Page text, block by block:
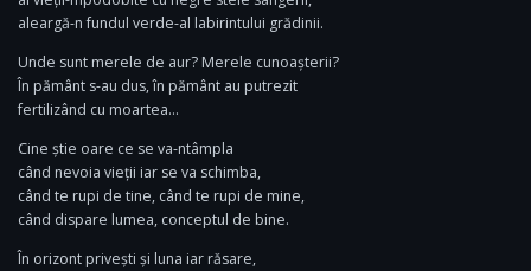
aleargă-n fundul verde-al labirintului grădinii.
Unde sunt merele de aur? Merele cunoașterii?
În pământ s-au dus, în pământ au putrezit
fertilizând cu moartea…
Cine știe oare ce se va-ntâmpla
când nevoia vieții iar se va schimba,
când te rupi de tine, când te rupi de mine,
când dispare lumea, conceptul de bine.
În orizont privești și luna iar răsare,